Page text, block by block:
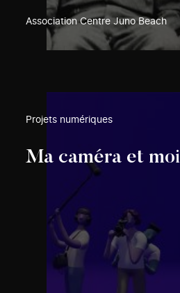
Association Centre Juno Beach
Projets numériques
Ma caméra et moi